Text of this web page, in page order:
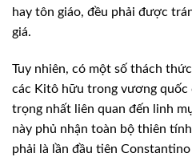
hay tôn giáo, đều phải được
giá.
Tuy nhiên, có một số thách
các Kitô hữu trong vương quốc
trọng nhất liên quan đến linh
này phủ nhận toàn bộ thiên
phải là lần đầu tiên